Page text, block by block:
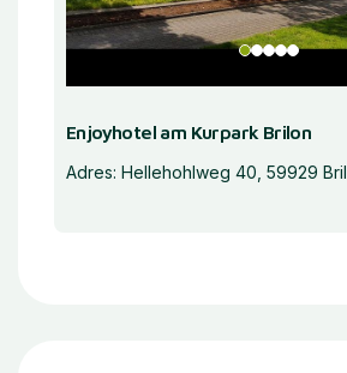
Enjoyhotel am Kurpark Brilon
Adres: Hellehohlweg 40, 59929